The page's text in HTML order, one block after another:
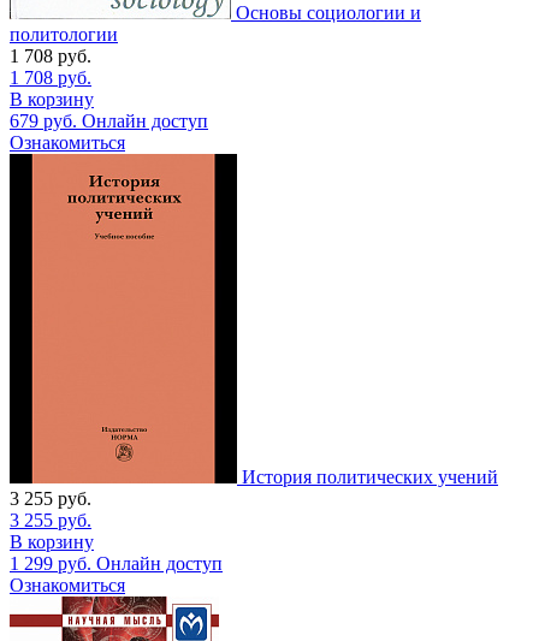
Основы социологии и
политологии
1 708 руб.
1 708 руб.
В корзину
679 руб. Онлайн доступ
Ознакомиться
История политических учений
3 255 руб.
3 255 руб.
В корзину
1 299 руб. Онлайн доступ
Ознакомиться